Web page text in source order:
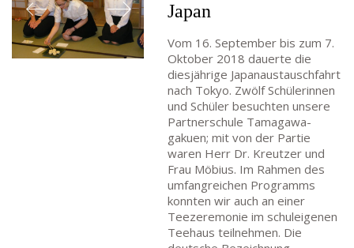
Japan
Vom 16. September bis zum 7.
Oktober 2018 dauerte die
diesjährige Japanaustauschfahrt
nach Tokyo. Zwölf Schülerinnen
und Schüler besuchten unsere
Partnerschule Tamagawa-
gakuen; mit von der Partie
waren Herr Dr. Kreutzer und
Frau Möbius. Im Rahmen des
umfangreichen Programms
konnten wir auch an einer
Teezeremonie im schuleigenen
Teehaus teilnehmen. Die